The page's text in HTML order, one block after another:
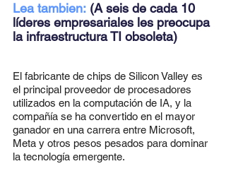
Lea tambien: (A seis de cada 10
líderes empresariales les preocupa
la infraestructura TI obsoleta)
El fabricante de chips de Silicon Valley es
el principal proveedor de procesadores
utilizados en la computación de IA, y la
compañía se ha convertido en el mayor
ganador en una carrera entre Microsoft,
Meta y otros pesos pesados ​​para dominar
la tecnología emergente.